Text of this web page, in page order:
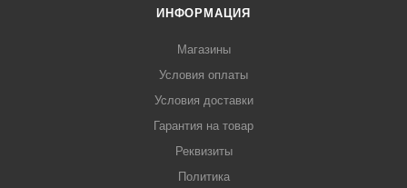
ИНФОРМАЦИЯ
Магазины
Условия оплаты
Условия доставки
Гарантия на товар
Реквизиты
Политика